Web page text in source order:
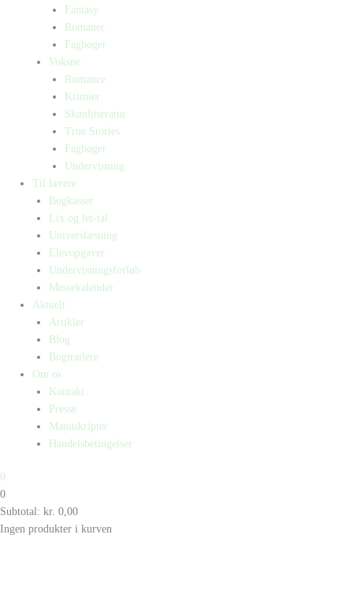
Fantasy
Romaner
Fagbøger
Voksne
Romance
Krimier
Skønlitteratur
True Stories
Fagbøger
Undervisning
Til lærere
Bogkasser
Lix og let-tal
Universlæsning
Elevopgaver
Undervisningsforløb
Messekalender
Aktuelt
Artikler
Blog
Bogtrailere
Om os
Kontakt
Presse
Manuskripter
Handelsbetingelser
0
0
Subtotal: kr. 0,00
Ingen produkter i kurven